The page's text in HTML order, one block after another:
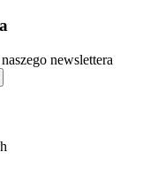
newslettera